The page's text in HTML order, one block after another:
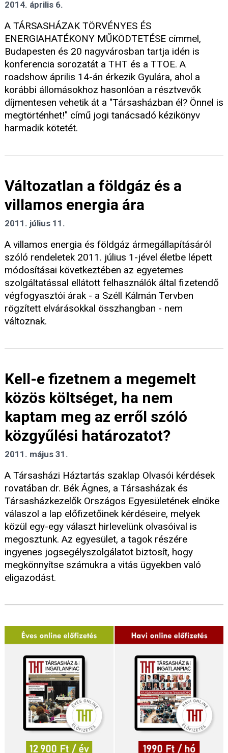
2014. április 6.
A TÁRSASHÁZAK TÖRVÉNYES ÉS
ENERGIAHATÉKONY MŰKÖDTETÉSE címmel,
Budapesten és 20 nagyvárosban tartja idén is
konferencia sorozatát a THT és a TTOE. A
roadshow április 14-án érkezik Gyulára, ahol a
korábbi állomásokhoz hasonlóan a résztvevők
díjmentesen vehetik át a "Társasházban él? Önnel is
megtörténhet!" című jogi tanácsadó kézikönyv
harmadik kötetét.
Változatlan a földgáz és a
villamos energia ára
2011. július 11.
A villamos energia és földgáz ármegállapításáról
szóló rendeletek 2011. július 1-jével életbe lépett
módosításai következtében az egyetemes
szolgáltatással ellátott felhasználók által fizetendő
végfogyasztói árak - a Széll Kálmán Tervben
rögzített elvárásokkal összhangban - nem
változnak.
Kell-e fizetnem a megemelt
közös költséget, ha nem
kaptam meg az erről szóló
közgyűlési határozatot?
2011. május 31.
A Társasházi Háztartás szaklap Olvasói kérdések
rovatában dr. Bék Ágnes, a Társasházak és
Társasházkezelők Országos Egyesületének elnöke
válaszol a lap előfizetőinek kérdéseire, melyek
közül egy-egy választ hirlevelünk olvasóival is
megosztunk. Az egyesület, a tagok részére
ingyenes jogsegélyszolgálatot biztosít, hogy
megkönnyítse számukra a vitás ügyekben való
eligazodást.